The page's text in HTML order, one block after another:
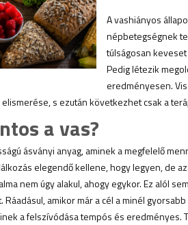
A vashiányos
népbetegségnek
túlságosan
Pedig létezik
eredményesen.
s ezután következhet csak a
a vas?
ásványi anyag, aminek a megfelelő
elegendő kellene, hogy legyen, de
nem úgy alakul, ahogy egykor. Ez alól
amikor már a cél a minél gyorsabb
a felszívódása tempós és eredményes.